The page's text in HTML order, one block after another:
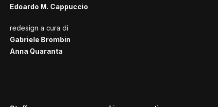
Edoardo M. Cappuccio
redesign a cura di
Gabriele Brombin
Anna Quaranta